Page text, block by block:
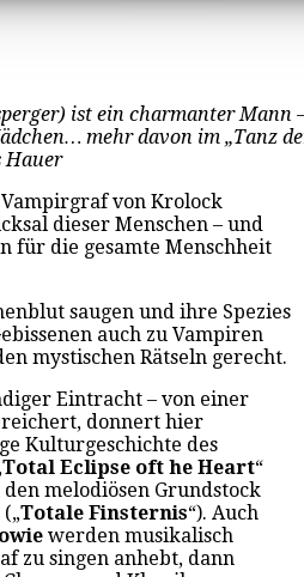
ist ein charmanter Mann
mehr davon im „Tanz
Hauer
von Krolock
dieser Menschen – und
für die gesamte Menschheit
saugen und ihre Spezies
auch zu Vampiren
mystischen Rätseln gerecht.
Eintracht – von einer
donnert hier
Kulturgeschichte des
Total Eclipse oft he Heart“
melodiösen Grundstock
Totale Finsternis“). Auch
werden musikalisch
zu singen anhebt, dann